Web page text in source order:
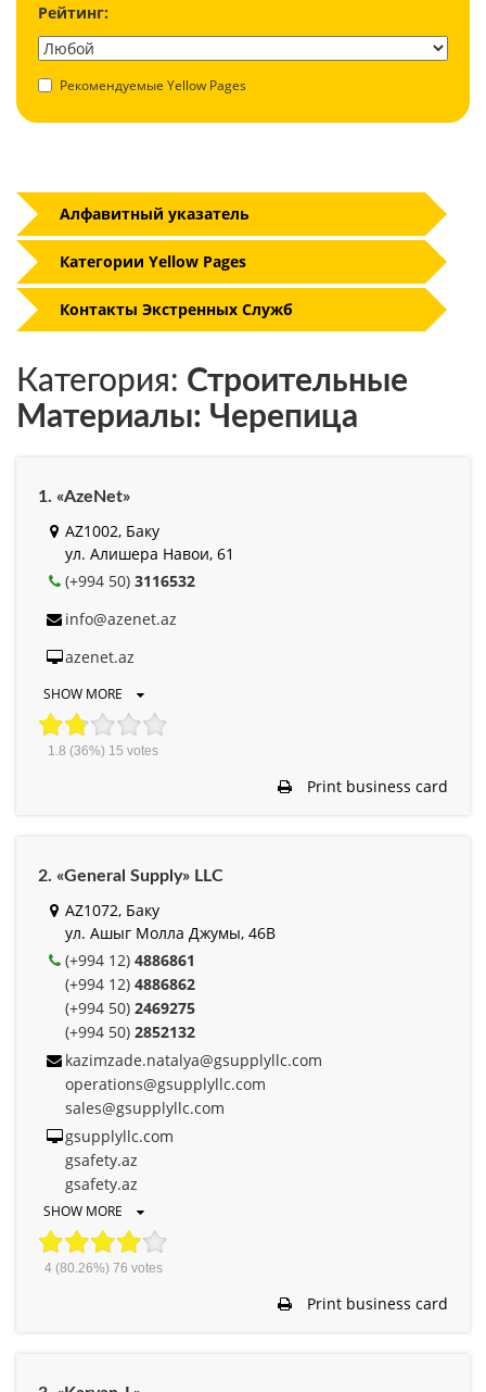
Рейтинг:
Рекомендуемые Yellow Pages
Категория: Строительные
Материалы: Черепица
1. «AzeNet»
AZ1002, Баку
ул. Алишера Навои, 61
(+994 50) 3116532
info@azenet.az
azenet.az
SHOW MORE
1.8 (36%) 15 votes
Print business card
2. «General Supply» LLC
AZ1072, Баку
ул. Ашыг Молла Джумы, 46B
(+994 12) 4886861
(+994 12) 4886862
(+994 50) 2469275
(+994 50) 2852132
kazimzade.natalya@gsupplyllc.com
operations@gsupplyllc.com
sales@gsupplyllc.com
gsupplyllc.com
gsafety.az
gsafety.az
SHOW MORE
4(80.26%) 76 votes
Print business card
Алфавитный указатель
Категории Yellow Pages
Контакты Экстренных Служб